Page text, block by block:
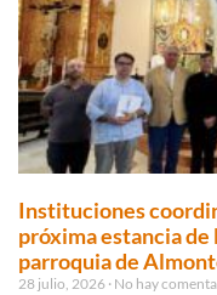
Instituciones
próxima estancia de
parroquia de
28 julio, 2026 No hay